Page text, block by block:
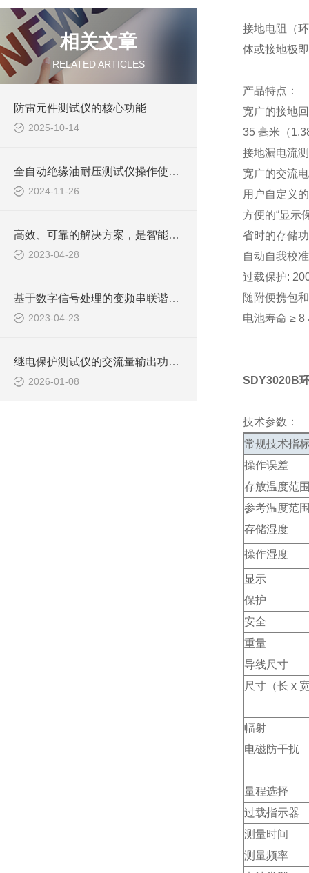
相关文章
RELATED ARTICLES
防雷元件测试仪的核心功能
2025-10-14
全自动绝缘油耐压测试仪操作使用方法
2024-11-26
高效、可靠的解决方案，是智能等电位测试仪为电力设备检测带来的
2023-04-28
基于数字信号处理的变频串联谐振耐压试验装置故障诊断方法研究
2023-04-23
继电保护测试仪的交流量输出功能的精度有多高？
2026-01-08
接地电阻（
体或接地极
产品特点：
宽广的接地
35 毫米（
接地漏电流
宽广的交流
用户自定义
方便的“显示
省时的存储
自动自我校
过载保护:
随附便携包
电池寿命 ≥ 8
SDY3020B
技术参数：
常规技术指
操作误差
存放温度范
参考温度范
存储湿度
操作湿度
显示
保护
安全
重量
导线尺寸
尺寸（长 x
幅射
电磁防干扰
量程选择
过载指示器
测量时间
测量频率